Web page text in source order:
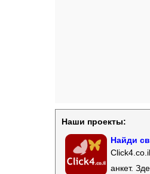
Наши проекты:
Найди
анкет.